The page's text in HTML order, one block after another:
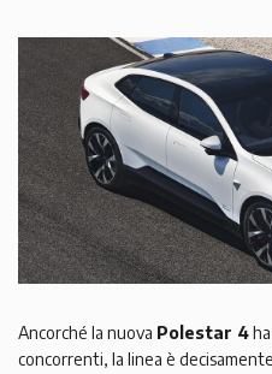
Ancorché la nuova Polestar 4
concorrenti, la linea è